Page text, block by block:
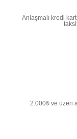
Anlaşmalı kredi
2.000₺ ve üzeri